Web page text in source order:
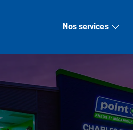
Nos services